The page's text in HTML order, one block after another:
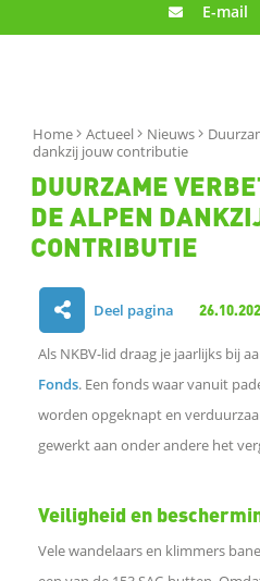
E-mail
Home Actueel Nieuws
dankzij jouw contributie
DUURZAME
DE ALPEN
CONTRIBUTIE
Deel pagina
l
n
Als NKBV-lid draag je jaarlijks bij
Fonds. Een fonds waar vanuit
worden opgeknapt en
gewerkt aan onder andere het
Veiligheid en
Vele wandelaars en klimmers